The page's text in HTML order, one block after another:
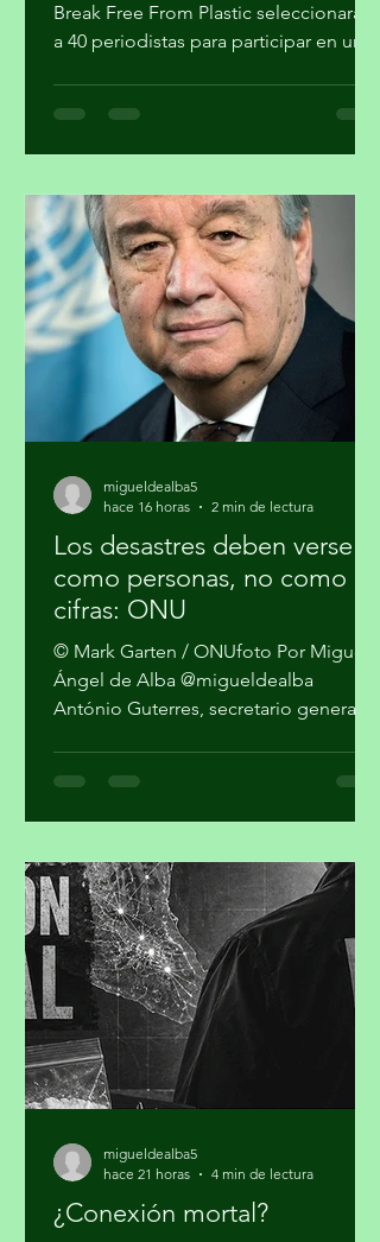
Break Free From Plastic seleccionarán
a 40 periodistas para participar en un
en la agenda climática. Al finalizar el
proceso, cuatro participantes recibirán
económico para producir reportajes
sobre esta temática. La forma en que
se gestionan los residuos tiene
implicaciones directas para el cambio
climático, la salud pública y la just
Los desastres deben verse
como personas, no como
cifras: ONU
© Mark Garten / ONUfoto Por Miguel
Ángel de Alba @migueldealba
António Guterres, secretario general
con enfoque humano frente a la
convergencia de conflictos, crisis
desigualdad, al advertir que el mundo
no puede reaccionar a cada desastre
como un hecho independiente.
Guterres sostuvo que las guerras y el
cambio climático agravan las
condiciones de vida de millones de pe
migueldealba5
hace 16 horas
2 min de lectura
¿Conexión mortal?
migueldealba5
hace 21 horas
4 min de lectura